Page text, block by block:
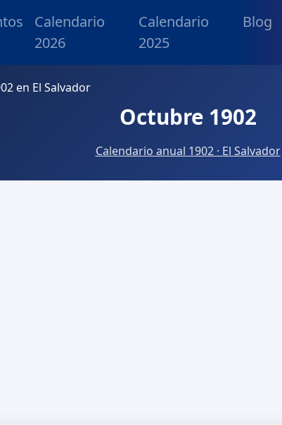
Calendario
2026
Calendario
2025
Blog
en El Salvador
Octubre 1902
Calendario anual 1902 · El Salvador